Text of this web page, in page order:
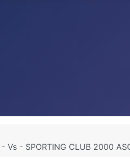
Vs - SPORTING CLUB 2000